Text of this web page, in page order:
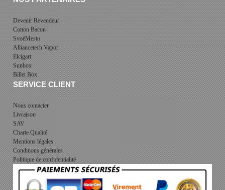
Devenir Revendeur
Cotton Bacon
SvoëMesto
Alliancetech Vapor
Elcigart
Sunbox
Billet Box
SERVICE CLIENT
Nous contacter
Livraison
SAV
Charte Qualité
Mentions légales
Conditions générales
Politique de confidentialité